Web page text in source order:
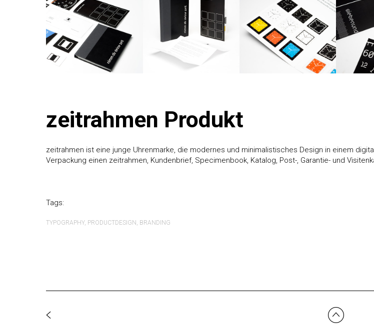
zeitrahmen Produkt
zeitrahmen ist eine junge Uhrenmarke, die modernes und minimalistisches Design in einem
Verpackung einen zeitrahmen, Kundenbrief, Specimenbook, Katalog, Post-, Garantie- und
Tags:
TYPOGRAPHY PRODUCTDESIGN BRANDING